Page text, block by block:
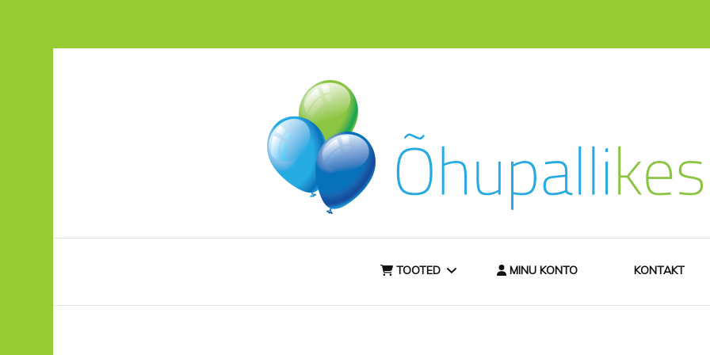
pood.ohupallikeskus.ee
Peotarbed ja õhupallitrükk ühest kohast
TOOTED MINU KONTO KONTAKT